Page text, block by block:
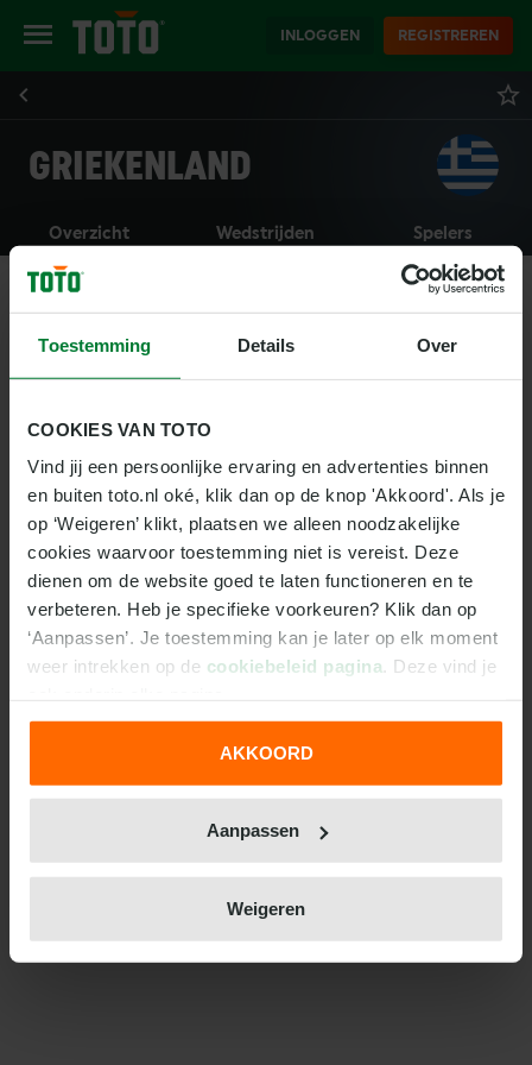
Toestemming Details Over
COOKIES VAN TOTO
Vind jij een persoonlijke ervaring en advertenties binnen
en buiten toto.nl oké, klik dan op de knop 'Akkoord'. Als je
op ‘Weigeren’ klikt, plaatsen we alleen noodzakelijke
cookies waarvoor toestemming niet is vereist. Deze
dienen om de website goed te laten functioneren en te
verbeteren. Heb je specifieke voorkeuren? Klik dan op
‘Aanpassen’. Je toestemming kan je later op elk moment
weer intrekken op de cookiebeleid pagina . Deze vind je
We werken samen met31 derdendie uw gegevens
AKKOORD
Aanpassen
Weigeren
INLOGGEN REGISTREREN
GRIEKENLAND
Overzicht Wedstrijden Spelers